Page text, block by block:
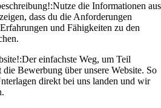
Nutze die Informationen aus
dass du die Anforderungen
und Fähigkeiten zu den
Der einfachste Weg, um Teil
die Bewerbung über unsere Website. So
direkt bei uns landen und wir